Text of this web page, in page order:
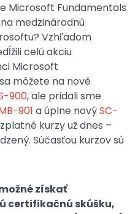
Microsoft Fundamentals
medzinárodnú
Vzhľadom
celú akciu
Microsoft
môžete na nové
900, ale pridali sme
901 a úplne novýSC-
kurzy už dnes –
Súčasťou kurzov sú
získať
certifikačnú skúšku,